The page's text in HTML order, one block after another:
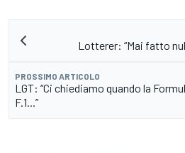
Lotterer: “Mai fatto
PROSSIMO ARTICOLO
LGT: “Ci chiediamo quando la
F.1...”